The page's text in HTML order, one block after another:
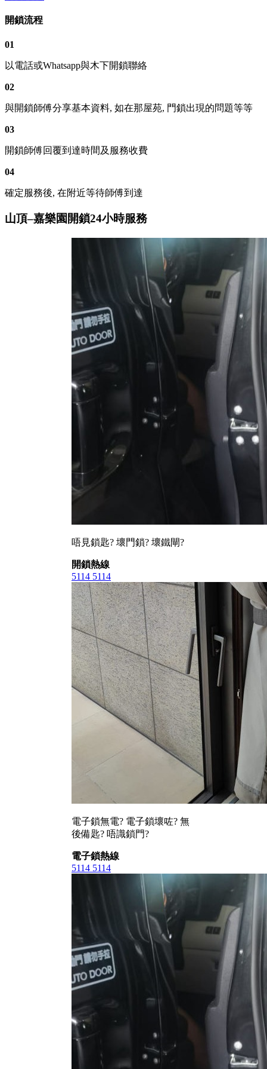
開鎖流程
01
以電話或Whatsapp與木下開鎖聯絡
02
與開鎖師傅分享基本資料, 如在那屋苑, 門鎖出現的問題等等
03
開鎖師傅回覆到達時間及服務收費
04
確定服務後, 在附近等待師傅到達
山頂–嘉樂園開鎖24小時服務
唔見鎖匙? 壞門鎖? 壞鐵閘?
開鎖熱線
5114 5114
電子鎖無電? 電子鎖壞咗? 無
後備匙? 唔識鎖門?
電子鎖熱線
5114 5114